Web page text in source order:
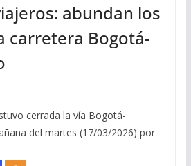
abundan los
carretera Bogotá-
cerrada la vía Bogotá-
del martes (17/03/2026) por